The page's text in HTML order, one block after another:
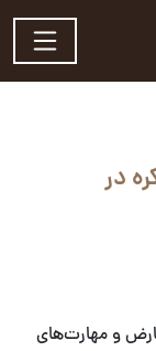
در
و مهارت‌های